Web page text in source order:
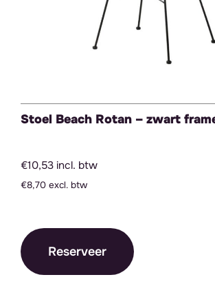
Stoel Beach Rotan – zwart
€10,53 incl. btw
€8,70 excl. btw
Reserveer